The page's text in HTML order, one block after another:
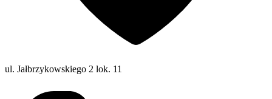
ul. Jałbrzykowskiego 2 lok. 11